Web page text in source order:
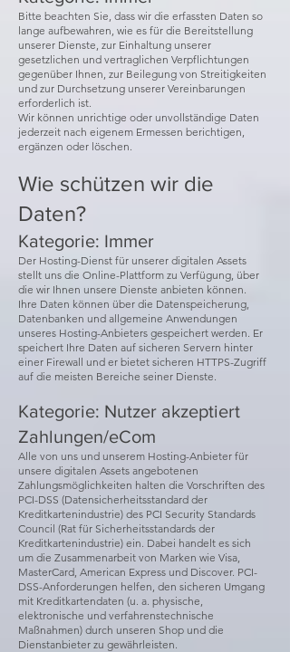
Bitte beachten Sie, dass wir die erfassten Daten so
lange aufbewahren, wie es für die Bereitstellung
unserer Dienste, zur Einhaltung unserer
gesetzlichen und vertraglichen Verpflichtungen
gegenüber Ihnen, zur Beilegung von Streitigkeiten
und zur Durchsetzung unserer Vereinbarungen
erforderlich ist.
Wir können unrichtige oder unvollständige Daten
jederzeit nach eigenem Ermessen berichtigen,
ergänzen oder löschen.
Wie schützen wir die
Daten?
Kategorie: Immer
Der Hosting-Dienst für unserer digitalen Assets
stellt uns die Online-Plattform zu Verfügung, über
die wir Ihnen unsere Dienste anbieten können.
Ihre Daten können über die Datenspeicherung,
Datenbanken und allgemeine Anwendungen
unseres Hosting-Anbieters gespeichert werden. Er
speichert Ihre Daten auf sicheren Servern hinter
einer Firewall und er bietet sicheren HTTPS-Zugriff
auf die meisten Bereiche seiner Dienste.
Kategorie: Nutzer akzeptiert
Zahlungen/eCom
Alle von uns und unserem Hosting-Anbieter für
unsere digitalen Assets angebotenen
Zahlungsmöglichkeiten halten die Vorschriften des
PCI-DSS (Datensicherheitsstandard der
Kreditkartenindustrie) des PCI Security Standards
Council (Rat für Sicherheitsstandards der
Kreditkartenindustrie) ein. Dabei handelt es sich
um die Zusammenarbeit von Marken wie Visa,
MasterCard, American Express und Discover. PCI-
DSS-Anforderungen helfen, den sicheren Umgang
mit Kreditkartendaten (u. a. physische,
elektronische und verfahrenstechnische
Maßnahmen) durch unseren Shop und die
Dienstanbieter zu gewährleisten.